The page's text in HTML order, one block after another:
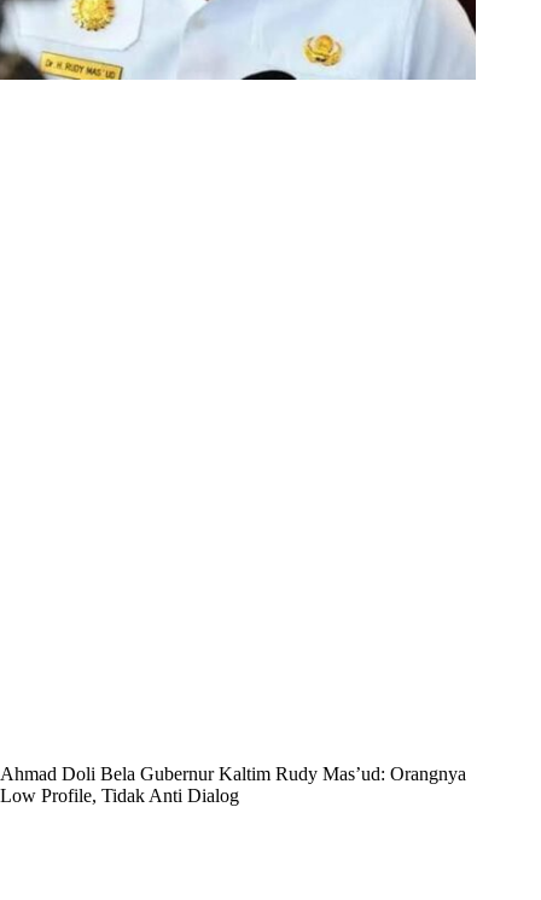
Ahmad Doli Bela Gubernur Kaltim Rudy Mas’ud: Orangnya
Low Profile, Tidak Anti Dialog